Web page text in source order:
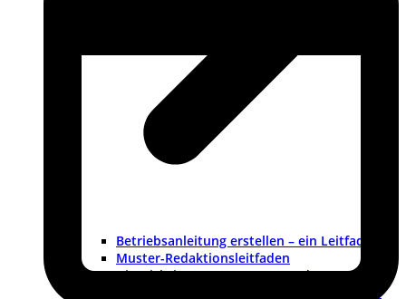
Betriebsanleitung erstellen – ein Leitfaden
Muster-Redaktionsleitfaden
Die wichtigsten 200 Fragen und Antworten